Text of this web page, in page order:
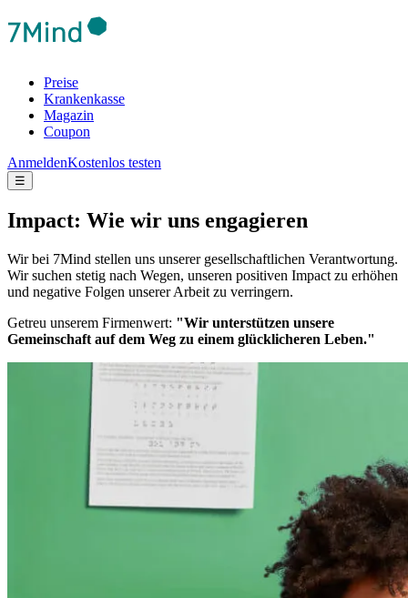
Preise
Krankenkasse
Magazin
Coupon
AnmeldenKostenlos testen
☰
Impact: Wie wir uns engagieren
Wir bei 7Mind stellen uns unserer gesellschaftlichen Verantwortung.
Wir suchen stetig nach Wegen, unseren positiven Impact zu erhöhen
und negative Folgen unserer Arbeit zu verringern.
Getreu unserem Firmenwert: "Wir unterstützen unsere
Gemeinschaft auf dem Weg zu einem glücklicheren Leben."